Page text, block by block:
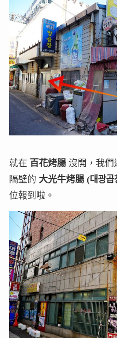
就在 百花烤腸沒開，我們
隔壁的 大光牛烤腸 (대광곱
位報到啦。